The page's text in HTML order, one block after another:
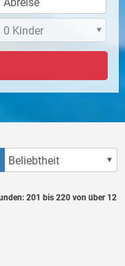
201 bis 220 von über 12